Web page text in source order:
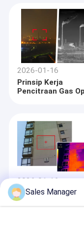
2026-01-16
Prinsip Kerja
Pencitraan Gas
2026-01-16
Aplikasi Inframerah
untuk Membangun
Berfokus pada
inframerah,
mendalam dan
menyediakan
Sales Manager